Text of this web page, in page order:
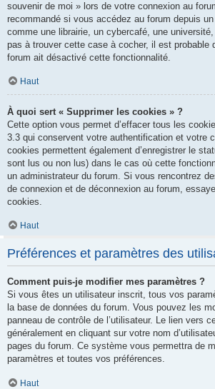
souvenir de moi » lors de votre connexion au
recommandé si vous accédez au forum depuis un
comme une librairie, un cybercafé, une
pas à trouver cette case à cocher, il est probable
forum ait désactivé cette fonctionnalité.
Haut
À quoi sert « Supprimer les cookies » ?
Cette option vous permet d’effacer tous les
3.3 qui conservent votre authentification et votre
cookies permettent également d’enregistrer le
sont lus ou non lus) dans le cas où cette
un administrateur du forum. Si vous rencontrez
de connexion et de déconnexion au forum,
cookies.
Haut
Préférences et paramètres des
Comment puis-je modifier mes paramètres ?
Si vous êtes un utilisateur inscrit, tous vos
la base de données du forum. Vous pouvez les
panneau de contrôle de l’utilisateur. Le lien vers
généralement en cliquant sur votre nom
pages du forum. Ce système vous permettra de
paramètres et toutes vos préférences.
Haut